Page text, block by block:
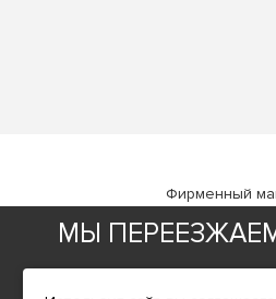
МЫ
МАГАЗИН
Фирменный
О компании